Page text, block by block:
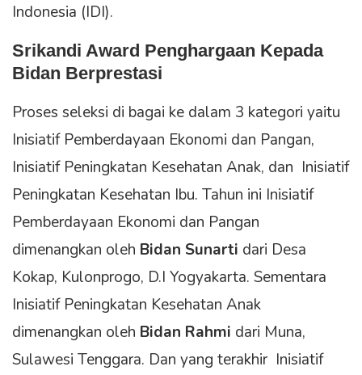
Indonesia (IDI).
Srikandi Award Penghargaan Kepada
Bidan Berprestasi
Proses seleksi di bagai ke dalam 3 kategori yaitu
Inisiatif Pemberdayaan Ekonomi dan Pangan,
Inisiatif Peningkatan Kesehatan Anak, dan Inisiatif
Peningkatan Kesehatan Ibu. Tahun ini Inisiatif
Pemberdayaan Ekonomi dan Pangan
dimenangkan oleh Bidan Sunarti dari Desa
Kokap, Kulonprogo, D.I Yogyakarta. Sementara
Inisiatif Peningkatan Kesehatan Anak
dimenangkan oleh Bidan Rahmi dari Muna,
Sulawesi Tenggara. Dan yang terakhir Inisiatif